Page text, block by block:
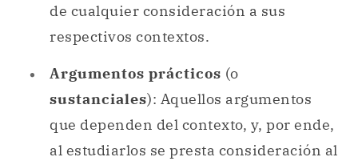
de cualquier consideración a sus
respectivos contextos.
Argumentos prácticos (o
sustanciales): Aquellos argumentos
que dependen del contexto, y, por ende,
al estudiarlos se presta consideración al